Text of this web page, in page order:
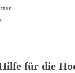
für die